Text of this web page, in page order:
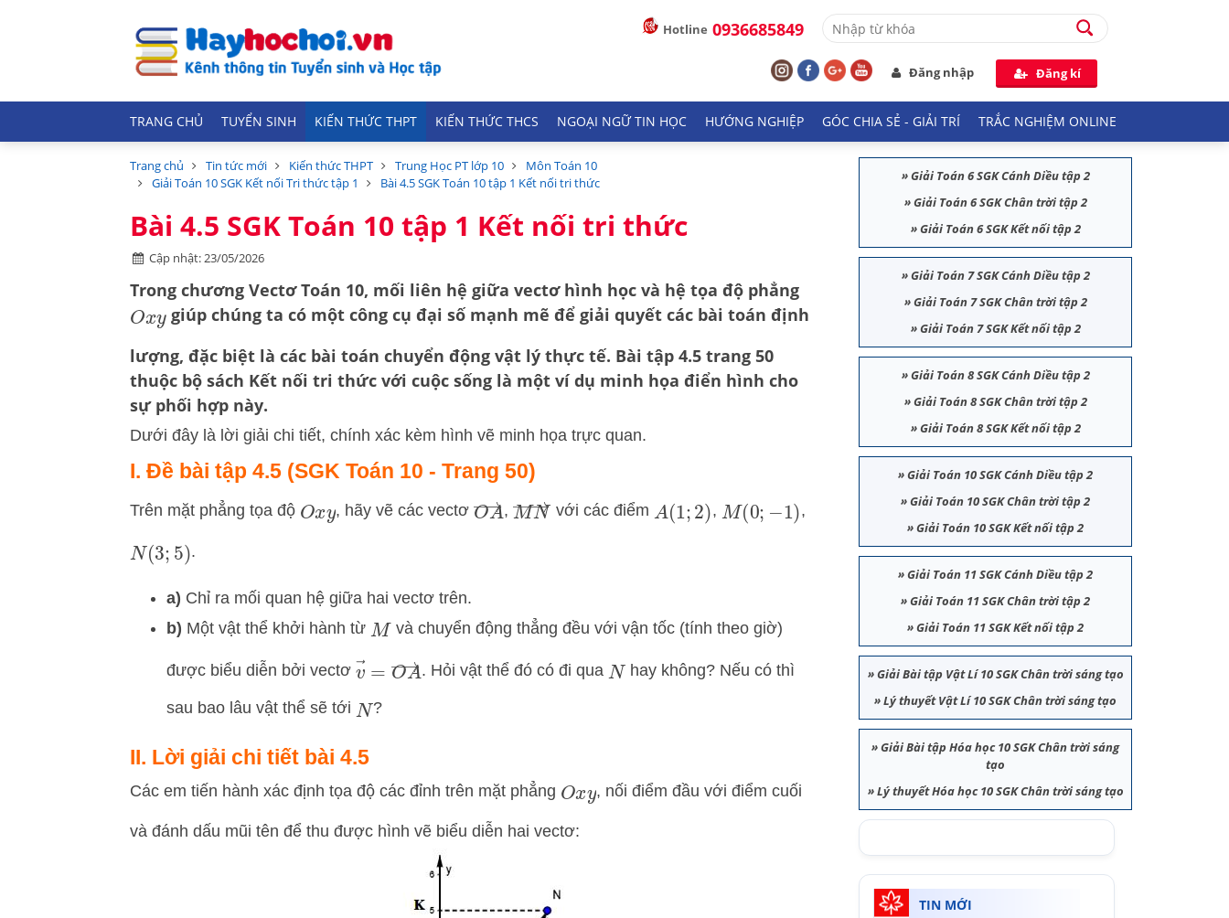
Hotline 0936685849
Đăng nhập Đăng kí
TRANG CHỦ TUYỂN SINH KIẾN THỨC THPT KIẾN THỨC THCS NGOẠI NGỮ TIN HỌC HƯỚNG NGHIỆP GÓC CHIA SẺ - GIẢI TRÍ TRẮC NGHIỆM ONLINE
Trang chủ Tin tức mới Kiến thức THPT Trung Học PT lớp 10
Môn Toán 10
Giải Toán 10 SGK Kết nối Tri thức tập 1
Bài 4.5 SGK Toán 10 tập 1 Kết nối tri thức
Bài 4.5 SGK Toán 10 tập 1 Kết nối tri thức
Cập nhật: 23/05/2026
Trong chương Vectơ Toán 10, mối liên hệ giữa vectơ hình học và hệ tọa độ phẳng
Oxygiúp chúng ta có một công cụ đại số mạnh mẽ để giải quyết các bài toán định
lượng, đặc biệt là các bài toán chuyển động vật lý thực tế. Bài tập 4.5 trang 50
thuộc bộ sách Kết nối tri thức với cuộc sống là một ví dụ minh họa điển hình cho
sự phối hợp này.
Dưới đây là lời giải chi tiết, chính xác kèm hình vẽ minh họa trực quan.
I. Đề bài tập 4.5 (SGK Toán 10 - Trang 50)
Trên mặt phẳng tọa độ Oxy, hãy vẽ các vectơOA →
, MN→với các điểm A(1;2) , M(0;−1) ,
N(3;5) .
a) Chỉ ra mối quan hệ giữa hai vectơ trên.
b) Một vật thể khởi hành từ M và chuyển động thẳng đều với vận tốc (tính theo giờ)
được biểu diễn bởi vectơ v → =OA →
. Hỏi vật thể đó có đi qua Nhay không? Nếu có thì
sau bao lâu vật thể sẽ tới N ?
II. Lời giải chi tiết bài 4.5
Các em tiến hành xác định tọa độ các đỉnh trên mặt phẳng Oxy, nối điểm đầu với điểm cuối
và đánh dấu mũi tên để thu được hình vẽ biểu diễn hai vectơ:
»Giải Toán 6 SGK Cánh Diều tập 2
»Giải Toán 6 SGK Chân trời tập 2
»Giải Toán 6 SGK Kết nối tập 2
»Giải Toán 7 SGK Cánh Diều tập 2
»Giải Toán 7 SGK Chân trời tập 2
»Giải Toán 7 SGK Kết nối tập 2
»Giải Toán 8 SGK Cánh Diều tập 2
»Giải Toán 8 SGK Chân trời tập 2
»Giải Toán 8 SGK Kết nối tập 2
»Giải Toán 10 SGK Cánh Diều tập 2
»Giải Toán 10 SGK Chân trời tập 2
»Giải Toán 10 SGK Kết nối tập 2
»Giải Toán 11 SGK Cánh Diều tập 2
»Giải Toán 11 SGK Chân trời tập 2
»Giải Toán 11 SGK Kết nối tập 2
»Giải Bài tập Vật Lí 10 SGK Chân trời sáng tạo
»Lý thuyết Vật Lí 10 SGK Chân trời sáng tạo
»Giải Bài tập Hóa học 10 SGK Chân trời sáng
tạo
»Lý thuyết Hóa học 10 SGK Chân trời sáng tạo
TIN MỚI